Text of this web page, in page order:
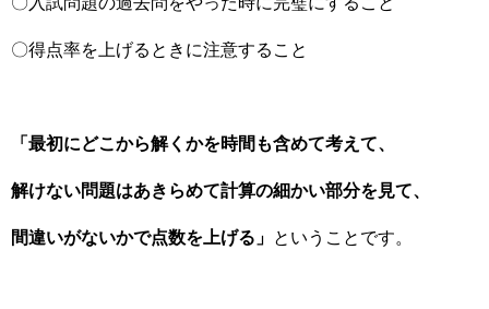
〇得点率を上げるときに注意すること
「最初にどこから解くかを時間も含めて考えて、
解けない問題はあきらめて計算の細かい部分を見て、
間違いがないかで点数を上げる」 ということです。